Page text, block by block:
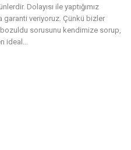
Dolayısı ile yaptığımız
veriyoruz. Çünkü bizler
sorusunu kendimize sorup,
ideal...